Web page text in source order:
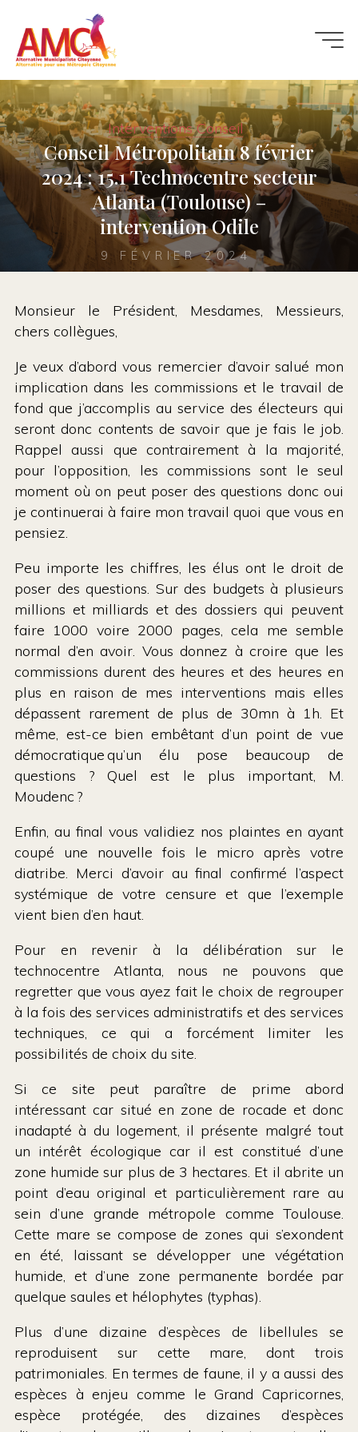
contenu
Interventions Conseil
Conseil Métropolitain 8 février
2024 : 15.1 Technocentre secteur
Atlanta (Toulouse) –
intervention Odile
9 FÉVRIER 2024
Monsieur le Président, Mesdames, Messieurs,
chers collègues,
Je veux d’abord vous remercier d’avoir salué mon
implication dans les commissions et le travail de
fond que j’accomplis au service des électeurs qui
seront donc contents de savoir que je fais le job.
Rappel aussi que contrairement à la majorité,
pour l’opposition, les commissions sont le seul
moment où on peut poser des questions donc oui
je continuerai à faire mon travail quoi que vous en
pensiez.
Peu importe les chiffres, les élus ont le droit de
poser des questions. Sur des budgets à plusieurs
millions et milliards et des dossiers qui peuvent
faire 1000 voire 2000 pages, cela me semble
normal d’en avoir. Vous donnez à croire que les
commissions durent des heures et des heures en
plus en raison de mes interventions mais elles
dépassent rarement de plus de 30mn à 1h. Et
même, est-ce bien embêtant d’un point de vue
démocratique qu’un élu pose beaucoup de
questions ? Quel est le plus important, M.
Moudenc ?
Enfin, au final vous validiez nos plaintes en ayant
coupé une nouvelle fois le micro après votre
diatribe. Merci d’avoir au final confirmé l’aspect
systémique de votre censure et que l’exemple
vient bien d’en haut.
Pour en revenir à la délibération sur le
technocentre Atlanta, nous ne pouvons que
regretter que vous ayez fait le choix de regrouper
à la fois des services administratifs et des services
techniques, ce qui a forcément limiter les
possibilités de choix du site.
Si ce site peut paraître de prime abord
intéressant car situé en zone de rocade et donc
inadapté à du logement, il présente malgré tout
un intérêt écologique car il est constitué d’une
zone humide sur plus de 3 hectares. Et il abrite un
point d’eau original et particulièrement rare au
sein d’une grande métropole comme Toulouse.
Cette mare se compose de zones qui s’exondent
en été, laissant se développer une végétation
humide, et d’une zone permanente bordée par
quelque saules et hélophytes (typhas).
Plus d’une dizaine d’espèces de libellules se
reproduisent sur cette mare, dont trois
patrimoniales. En termes de faune, il y a aussi des
espèces à enjeu comme le Grand Capricornes,
espèce protégée, des dizaines d’espèces